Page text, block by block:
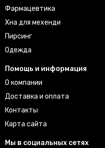
Фармацевтика
Хна для мехенди
Пирсинг
Одежда
Помощь и информация
О компании
Доставка и оплата
Контакты
Карта сайта
Мы в социальных сетях